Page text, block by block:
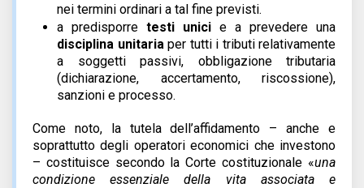
nei termini ordinari a tal fine previsti.
a predisporre testi unici e a prevedere una
disciplina unitariaper tutti i tributi relativamente
a soggetti passivi, obbligazione tributaria
(dichiarazione, accertamento, riscossione),
sanzioni e processo.
Come noto, la tutela dell’affidamento – anche e
soprattutto degli operatori economici che investono
– costituisce secondo la Corte costituzionale «una
condizione essenziale della vita associata e